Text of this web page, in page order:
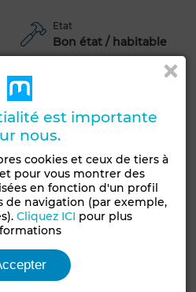
Etat
Bon état / habitable
Antenne parabolique
TV Machine à laver
est importante
nous.
cookies et ceux de tiers à
pour vous montrer des
en fonction d'un profil
de navigation (par exemple,
Cliquez ICI pour plus